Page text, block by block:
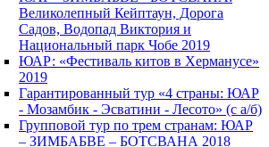
Великолепный Кейптаун, Дорога
Садов, Водопад Виктория и
Национальный парк Чобе 2019
ЮАР: «Фестиваль китов в Херманусе»
2019
Гарантированный тур «4 страны: ЮАР
- Мозамбик - Эсватини - Лесото» (с а/б)
Групповой тур по трем странам: ЮАР
– ЗИМБАБВЕ – БОТСВАНА 2018